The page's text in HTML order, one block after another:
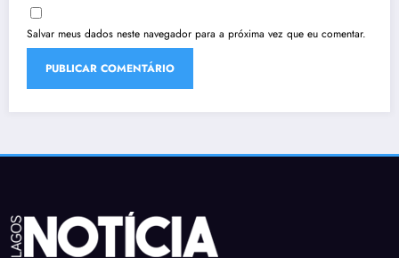
Salvar meus dados neste navegador para a próxima vez que eu comentar.